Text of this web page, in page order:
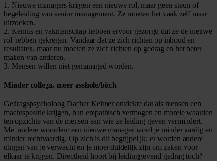
1. Nieuwe managers krijgen een nieuwe rol, maar geen steun of
begeleiding van senior management. Ze moeten het vaak zelf maar
uitzoeken.
2. Kennis en vakmanschap hebben ervoor gezorgd dat ze de nieuwe
rol hebben gekregen. Vandaar dat ze zich richten op inhoud en
resultaten, maar nu moeten ze zich richten op gedrag en het beter
maken van anderen.
3. Mensen willen niet gemanaged worden.
Minder collega, meer asshole/bitch
Gedragspsycholoog Dacher Keltner ontdekte dat als mensen een
machtspositie krijgen, hun empathisch vermogen en morele waarden
ten opzichte van de mensen aan wie ze leiding geven vermindert.
Met andere woorden: een nieuwe manager word je minder aardig en
minder rechtvaardig. Op zich is dit begrijpelijk; er worden andere
dingen van je verwacht en je moet duidelijk zijn om zaken voor
elkaar te krijgen. Directheid hoort bij leidinggevend gedrag toch?